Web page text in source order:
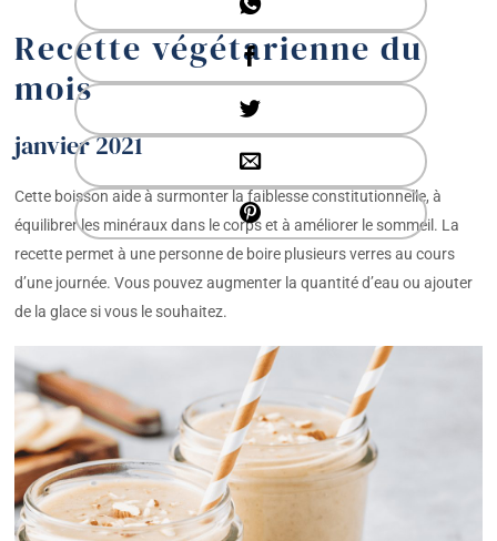
Recette végétarienne du
mois
janvier 2021
Cette boisson aide à surmonter la faiblesse constitutionnelle, à
équilibrer les minéraux dans le corps et à améliorer le sommeil. La
recette permet à une personne de boire plusieurs verres au cours
d’une journée. Vous pouvez augmenter la quantité d’eau ou ajouter
de la glace si vous le souhaitez.